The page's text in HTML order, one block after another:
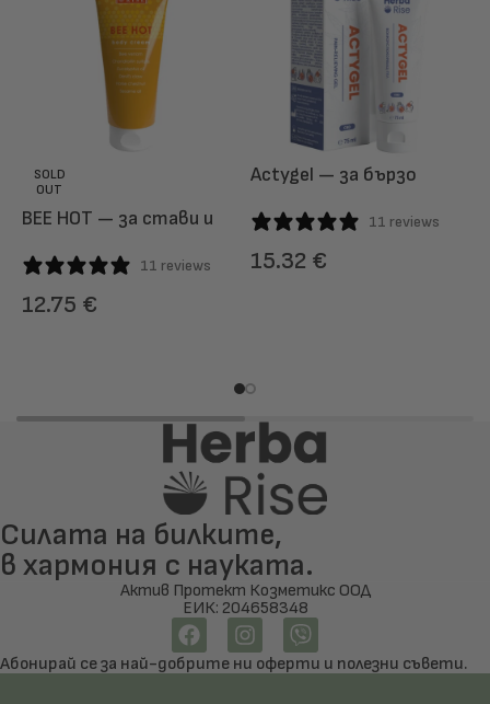
SOLD
OUT
BEE HOT — за стави и
11 reviews
12.75 €
Actygel — за бързо
мускулни болки11 reviews
15.32 €
Силата на билките,
в хармония с науката.
Актив Протект Козметикс ООД
ЕИК: 204658348
Абонирай се за най-добрите ни оферти и полезни съвети.